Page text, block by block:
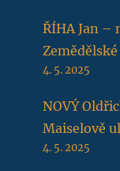
ŘÍHA Jan –
4. 5. 2025
NOVÝ
Maiselově
4. 5. 2025